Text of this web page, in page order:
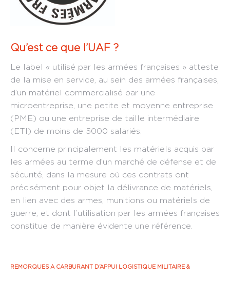
Qu’est ce que l’UAF ?
Le label « utilisé par les armées françaises » atteste
de la mise en service, au sein des armées françaises,
d’un matériel commercialisé par une
microentreprise, une petite et moyenne entreprise
(PME) ou une entreprise de taille intermédiaire
(ETI) de moins de 5000 salariés.
Il concerne principalement les matériels acquis par
les armées au terme d’un marché de défense et de
sécurité, dans la mesure où ces contrats ont
précisément pour objet la délivrance de matériels,
en lien avec des armes, munitions ou matériels de
guerre, et dont l’utilisation par les armées françaises
constitue de manière évidente une référence.
REMORQUES A CARBURANT D’APPUI LOGISTIQUE MILITAIRE &